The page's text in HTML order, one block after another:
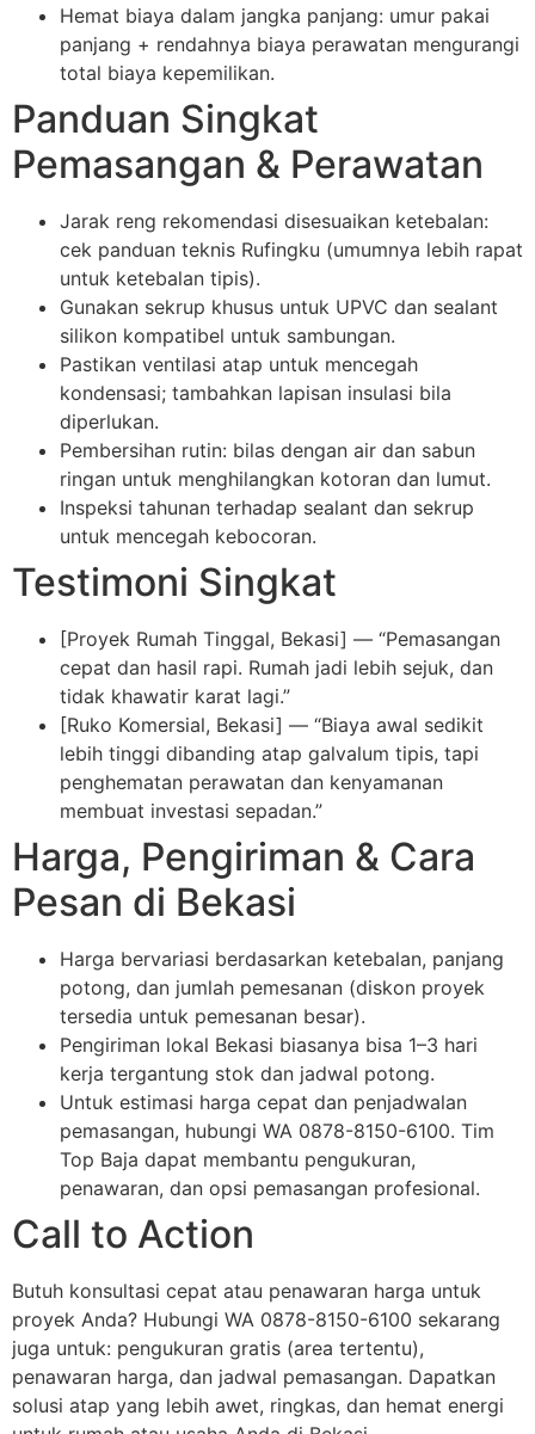
Hemat biaya dalam jangka panjang: umur pakai
panjang + rendahnya biaya perawatan mengurangi
total biaya kepemilikan.
Panduan Singkat
Pemasangan & Perawatan
Jarak reng rekomendasi disesuaikan ketebalan:
cek panduan teknis Rufingku (umumnya lebih rapat
untuk ketebalan tipis).
Gunakan sekrup khusus untuk UPVC dan sealant
silikon kompatibel untuk sambungan.
Pastikan ventilasi atap untuk mencegah
kondensasi; tambahkan lapisan insulasi bila
diperlukan.
Pembersihan rutin: bilas dengan air dan sabun
ringan untuk menghilangkan kotoran dan lumut.
Inspeksi tahunan terhadap sealant dan sekrup
untuk mencegah kebocoran.
Testimoni Singkat
[Proyek Rumah Tinggal, Bekasi] — “Pemasangan
cepat dan hasil rapi. Rumah jadi lebih sejuk, dan
tidak khawatir karat lagi.”
[Ruko Komersial, Bekasi] — “Biaya awal sedikit
lebih tinggi dibanding atap galvalum tipis, tapi
penghematan perawatan dan kenyamanan
membuat investasi sepadan.”
Harga, Pengiriman & Cara
Pesan di Bekasi
Harga bervariasi berdasarkan ketebalan, panjang
potong, dan jumlah pemesanan (diskon proyek
tersedia untuk pemesanan besar).
Pengiriman lokal Bekasi biasanya bisa 1–3 hari
kerja tergantung stok dan jadwal potong.
Untuk estimasi harga cepat dan penjadwalan
pemasangan, hubungi WA 0878-8150-6100. Tim
Top Baja dapat membantu pengukuran,
penawaran, dan opsi pemasangan profesional.
Call to Action
Butuh konsultasi cepat atau penawaran harga untuk
proyek Anda? Hubungi WA 0878-8150-6100 sekarang
juga untuk: pengukuran gratis (area tertentu),
penawaran harga, dan jadwal pemasangan. Dapatkan
solusi atap yang lebih awet, ringkas, dan hemat energi